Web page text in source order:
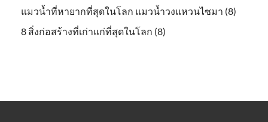
แมวน้ำที่หายากที่สุดในโลก แมวน้ำวงแหวนไซมา (8)
8 สิ่งก่อสร้างที่เก่าแก่ที่สุดในโลก (8)